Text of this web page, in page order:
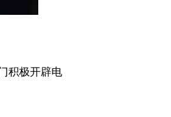
积极开辟电